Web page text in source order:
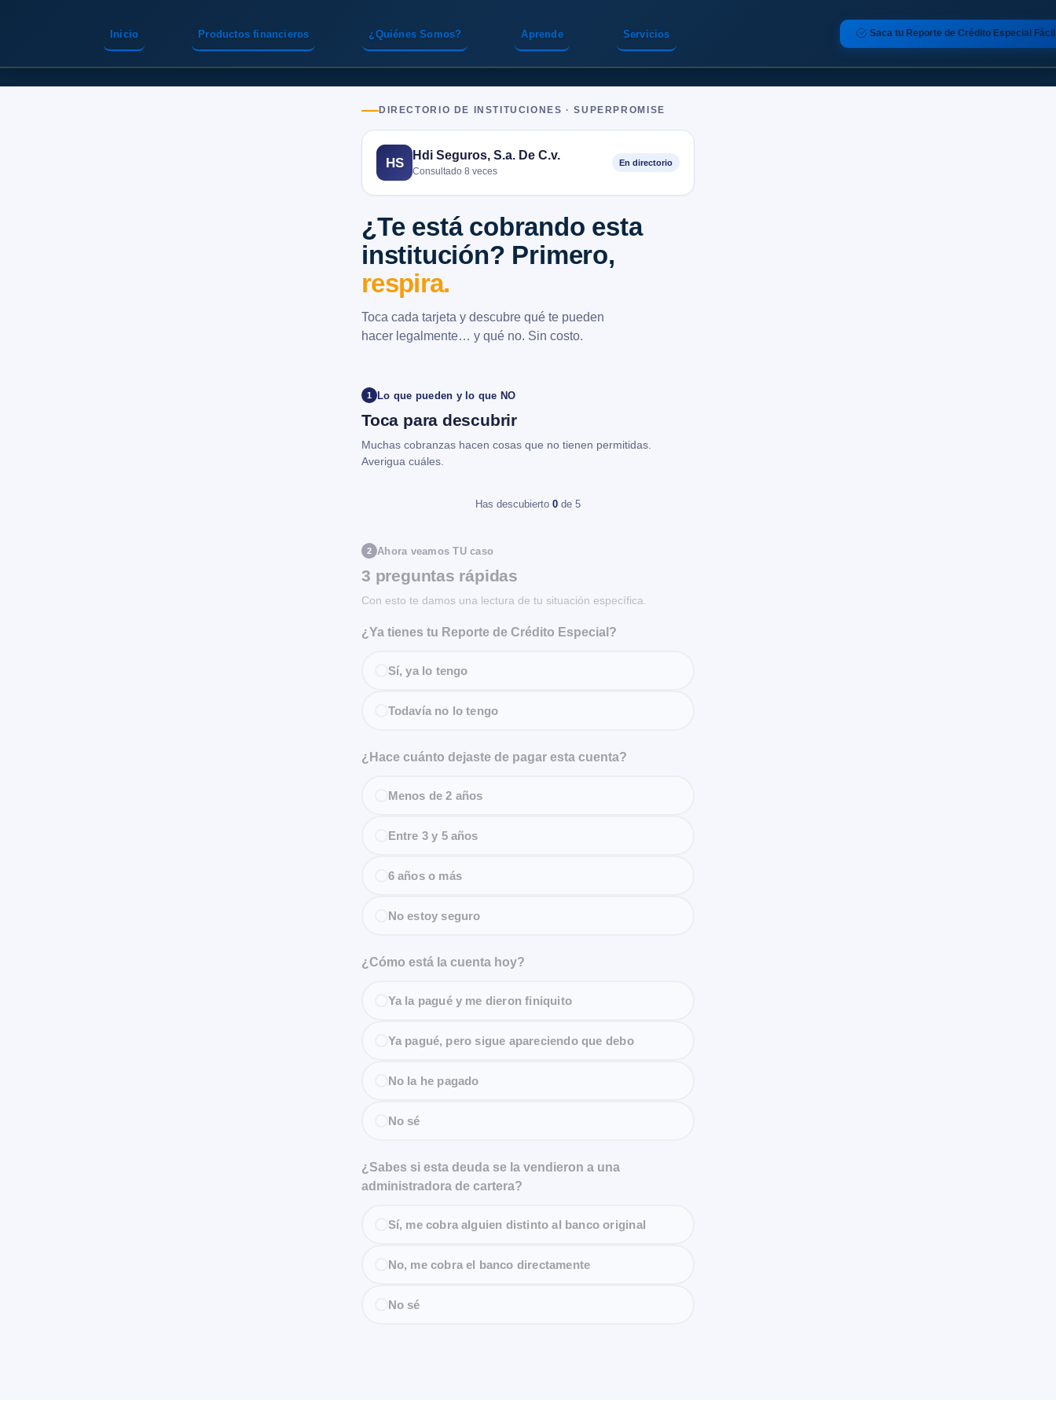
Inicio Servicios
Productos financieros ¿Quiénes Somos? Aprende Saca tu Reporte de Crédito Especial Fácil
DIRECTORIO DE INSTITUCIONES · SUPERPROMISE
HS
Hdi Seguros, S.a. De C.v.
Consultado 8 veces
En directorio
¿Te está cobrando esta
institución? Primero,
respira.
Toca cada tarjeta y descubre qué te pueden
hacer legalmente… y qué no. Sin costo.
1 Lo que pueden y lo que NO
Toca para descubrir
Muchas cobranzas hacen cosas que no tienen permitidas.
Averigua cuáles.
Has descubierto 0 de 5
2 Ahora veamos TU caso
3 preguntas rápidas
Con esto te damos una lectura de tu situación específica.
¿Ya tienes tu Reporte de Crédito Especial?
Sí, ya lo tengo
Todavía no lo tengo
¿Hace cuánto dejaste de pagar esta cuenta?
Menos de 2 años
Entre 3 y 5 años
6 años o más
No estoy seguro
¿Cómo está la cuenta hoy?
Ya la pagué y me dieron finiquito
Ya pagué, pero sigue apareciendo que debo
No la he pagado
No sé
¿Sabes si esta deuda se la vendieron a una
administradora de cartera?
Sí, me cobra alguien distinto al banco original
No, me cobra el banco directamente
No sé